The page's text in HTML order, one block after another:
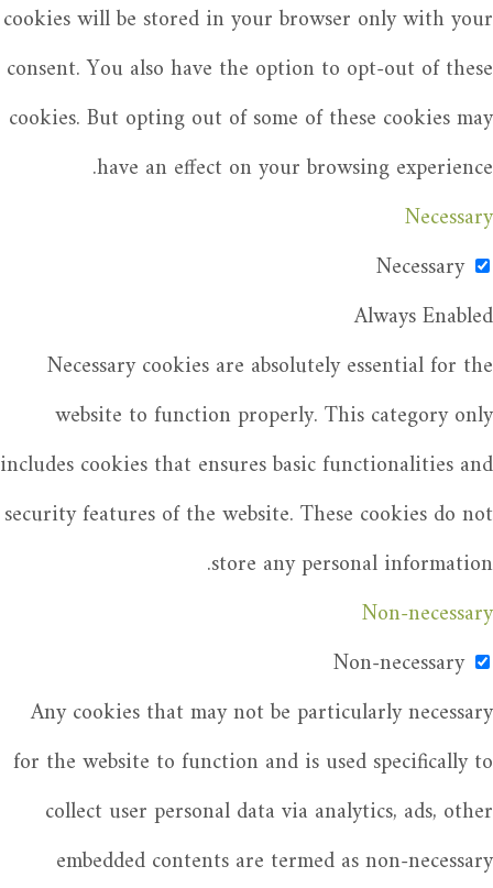
cookies will be stored in your browser only with your
consent. You also have the option to opt-out of these
cookies. But opting out of some of these cookies may
have an effect on your browsing experience.
Necessary
Necessary
Always Enabled
Necessary cookies are absolutely essential for the
website to function properly. This category only
includes cookies that ensures basic functionalities and
security features of the website. These cookies do not
store any personal information.
Non-necessary
Non-necessary
Any cookies that may not be particularly necessary
for the website to function and is used specifically to
collect user personal data via analytics, ads, other
embedded contents are termed as non-necessary